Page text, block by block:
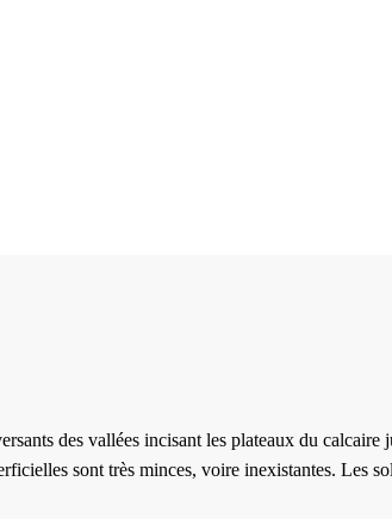
des vallées incisant les plateaux du calcaire
sont très minces, voire inexistantes. Les